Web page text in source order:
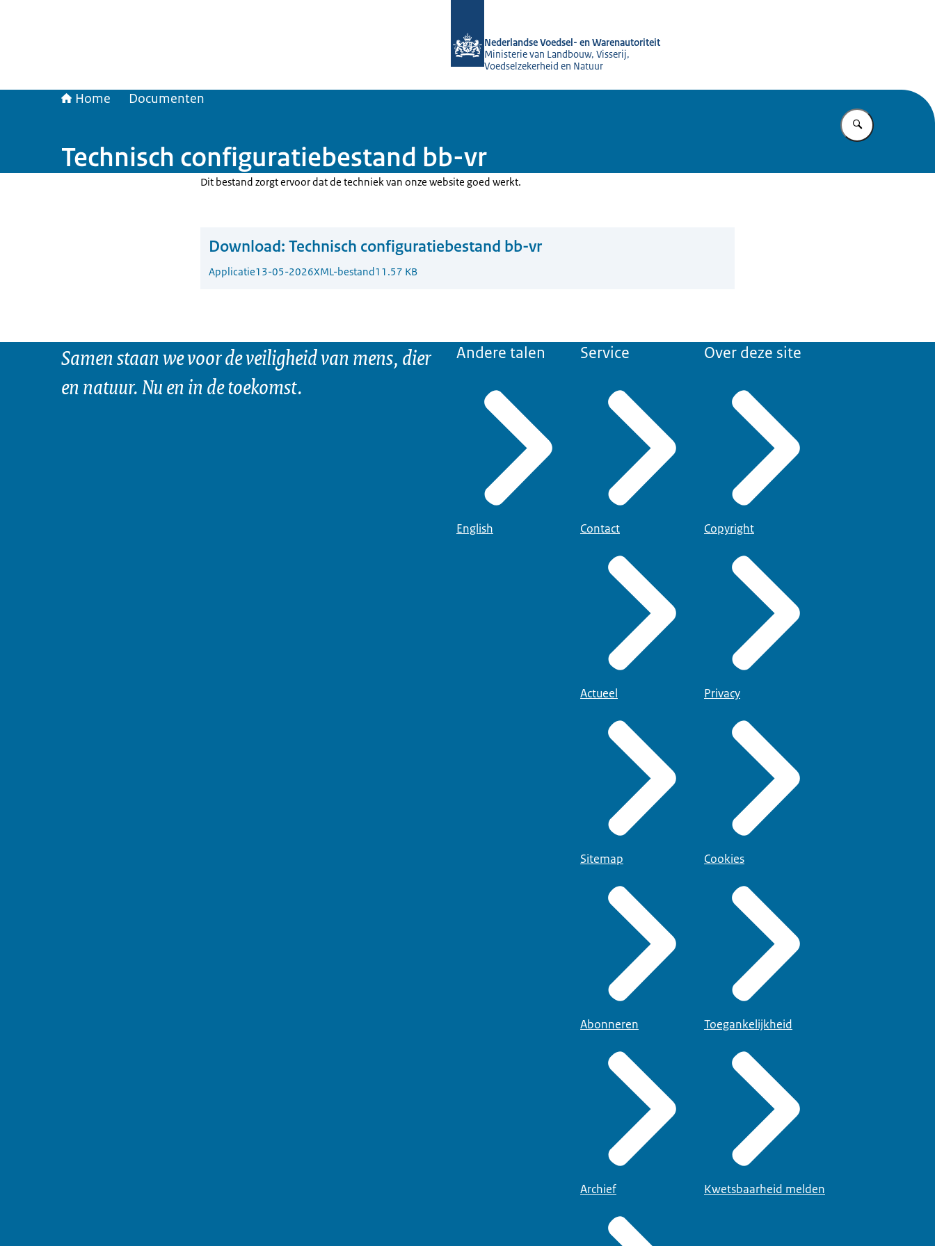
Nederlandse Voedsel- en Warenautoriteit
Ministerie van Landbouw, Visserij,
Voedselzekerheid en Natuur
Home Documenten
Vul in wat u
Technisch configuratiebestand bb-vr
Dit bestand zorgt ervoor dat de techniek van onze website goed werkt.
Download: Technisch configuratiebestand bb-vr
Applicatie13-05-2026XML-bestand11.57 KB
Samen staan we voor de veiligheid van mens, dier
en natuur. Nu en in de toekomst.
Andere talen
English
Service
Contact
Actueel
Sitemap
Abonneren
Archief
Over deze site
Copyright
Privacy
Cookies
Toegankelijkheid
Kwetsbaarheid melden